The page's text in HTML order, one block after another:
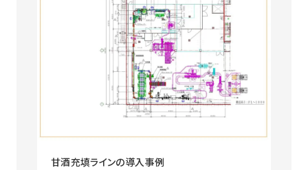
甘酒充填ラインの導入事例